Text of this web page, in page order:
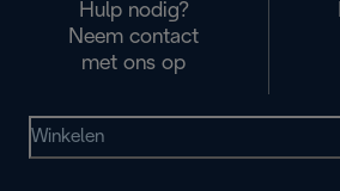
Hulp nodig?
Neem contact
met ons op
Winkelen